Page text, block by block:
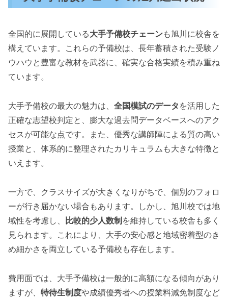
全国的に展開している大手予備校チェーンも旭川に校舎を
構えています。これらの予備校は、長年蓄積された受験ノ
ウハウと豊富な教材を武器に、確実な合格実績を積み重ね
ています。
大手予備校の最大の魅力は、 全国模試のデータ を活用した
正確な志望校判定と、膨大な過去問データベースへのアク
セスが可能な点です。また、優秀な講師陣による質の高い
授業と、体系的に整理されたカリキュラムも大きな特徴と
いえます。
一方で、クラスサイズが大きくなりがちで、個別のフォロ
ーが行き届かない場合もあります。しかし、旭川校では地
域性を考慮し、 比較的少人数制を維持している校舎も多く
見られます。これにより、大手の安心感と地域密着型のき
め細かさを両立している予備校も存在します。
費用面では、大手予備校は一般的に高額になる傾向があり
ますが、 特待生制度や成績優秀者への授業料減免制度など